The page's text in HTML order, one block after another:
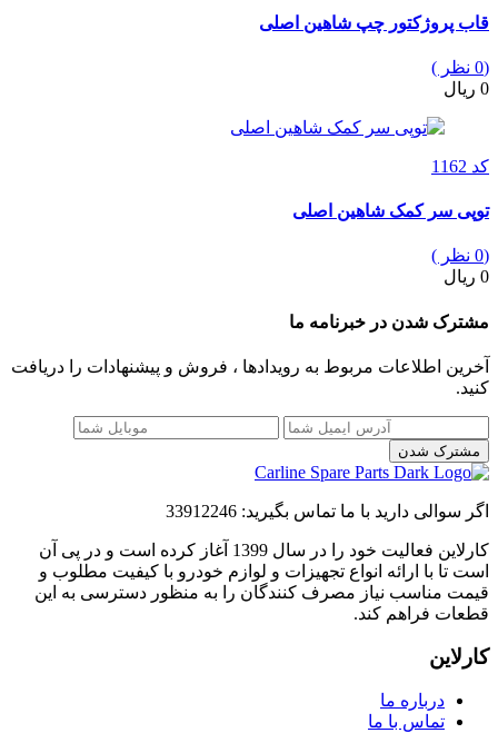
قاب پروژکتور چپ شاهین اصلی
(0 نظر )
0 ریال
کد 1162
توپی سر کمک شاهین اصلی
(0 نظر )
0 ریال
مشترک شدن در خبرنامه ما
آخرین اطلاعات مربوط به رویدادها ، فروش و پیشنهادات را دریافت
کنید.
مشترک شدن
اگر سوالی دارید با ما تماس بگیرید: 33912246
کارلاین فعالیت خود را در سال 1399 آغاز کرده است و در پی آن
است تا با ارائه انواع تجهیزات و لوازم خودرو با کیفیت مطلوب و
قیمت مناسب نیاز مصرف کنندگان را به منظور دسترسی به این
قطعات فراهم کند.
کارلاین
درباره ما
تماس با ما